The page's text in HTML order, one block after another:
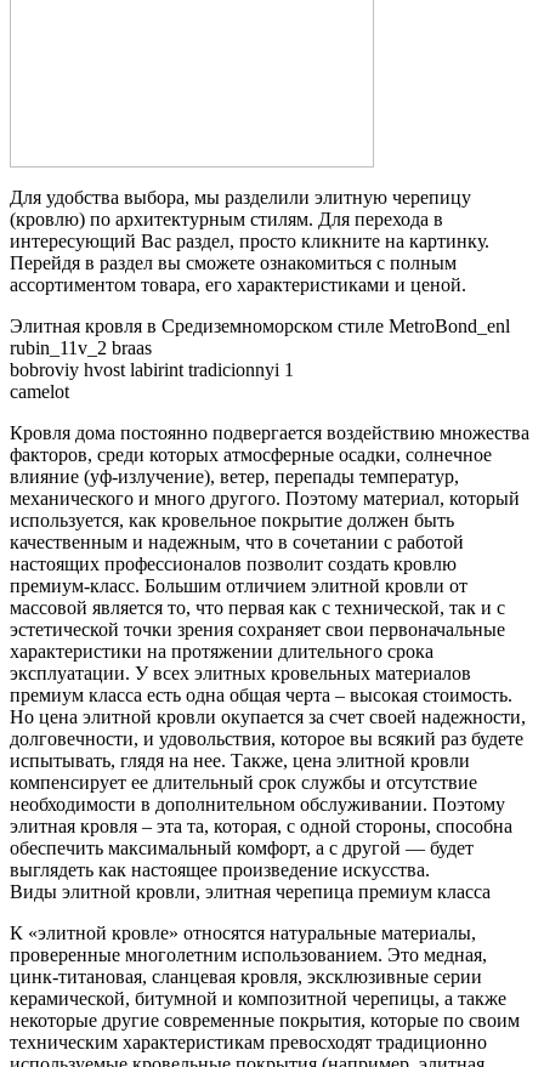
Для удобства выбора, мы разделили элитную черепицу
(кровлю) по архитектурным стилям. Для перехода в
интересующий Вас раздел, просто кликните на картинку.
Перейдя в раздел вы сможете ознакомиться с полным
ассортиментом товара, его характеристиками и ценой.
Элитная кровля в Средиземноморском стиле MetroBond_enl
rubin_11v_2 braas
bobroviy hvost labirint tradicionnyi 1
camelot
Кровля дома постоянно подвергается воздействию множества
факторов, среди которых атмосферные осадки, солнечное
влияние (уф-излучение), ветер, перепады температур,
механического и много другого. Поэтому материал, который
используется, как кровельное покрытие должен быть
качественным и надежным, что в сочетании с работой
настоящих профессионалов позволит создать кровлю
премиум-класс. Большим отличием элитной кровли от
массовой является то, что первая как с технической, так и с
эстетической точки зрения сохраняет свои первоначальные
характеристики на протяжении длительного срока
эксплуатации. У всех элитных кровельных материалов
премиум класса есть одна общая черта – высокая стоимость.
Но цена элитной кровли окупается за счет своей надежности,
долговечности, и удовольствия, которое вы всякий раз будете
испытывать, глядя на нее. Также, цена элитной кровли
компенсирует ее длительный срок службы и отсутствие
необходимости в дополнительном обслуживании. Поэтому
элитная кровля – эта та, которая, с одной стороны, способна
обеспечить максимальный комфорт, а с другой — будет
выглядеть как настоящее произведение искусства.
Виды элитной кровли, элитная черепица премиум класса
К «элитной кровле» относятся натуральные материалы,
проверенные многолетним использованием. Это медная,
цинк-титановая, сланцевая кровля, эксклюзивные серии
керамической, битумной и композитной черепицы, а также
некоторые другие современные покрытия, которые по своим
техническим характеристикам превосходят традиционно